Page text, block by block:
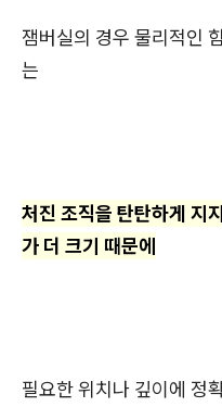
잼버실의 경우 물리적인
는
처진 조직을 탄탄하게 지
가 더 크기 때문에
필요한 위치나 깊이에 정